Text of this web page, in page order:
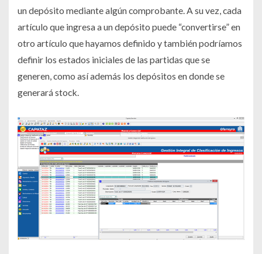
un depósito mediante algún comprobante. A su vez, cada
artículo que ingresa a un depósito puede “convertirse” en
otro artículo que hayamos definido y también podríamos
definir los estados iniciales de las partidas que se
generen, como así además los depósitos en donde se
generará stock.